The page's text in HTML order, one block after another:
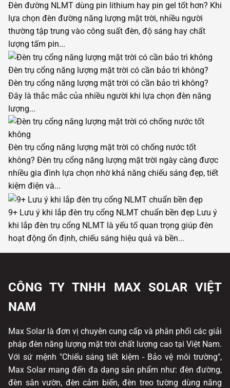
Đèn đường NLMT dùng pin lithium hay pin gel tốt hơn? Khi
lựa chọn đèn đường năng lượng mặt trời, nhiều người
thường tập trung vào công suất đèn, độ sáng hay chất
lượng tấm pin...
Đèn trụ cổng năng lượng mặt trời có cần bảo trì không?
Đèn trụ cổng năng lượng mặt trời có cần bảo trì không?
Đây là thắc mắc của nhiều người khi lựa chọn đèn năng
lượng...
Đèn trụ cổng năng lượng mặt trời có chống nước tốt
không? Đèn trụ cổng năng lượng mặt trời ngày càng được
nhiều gia đình lựa chọn nhờ khả năng chiếu sáng đẹp, tiết
kiệm điện và...
9+ Lưu ý khi lắp đèn trụ cổng NLMT chuẩn bền đẹp Lưu ý
khi lắp đèn trụ cổng NLMT là yếu tố quan trọng giúp đèn
hoạt động ổn định, chiếu sáng hiệu quả và bền...
CÔNG TY TNHH MAX SOLAR VIỆT
NAM
Max Solar là đơn vị chuyên cung cấp và phân phối các giải
pháp đèn năng lượng mặt trời chất lượng cao tại Việt Nam.
Với sứ mệnh "Chiếu sáng tiết kiệm - Bảo vệ môi trường",
Max Solar mang đến đa dạng sản phẩm như: đèn đường,
đèn sân vườn, đèn cảm biến, đèn treo tường dùng năng